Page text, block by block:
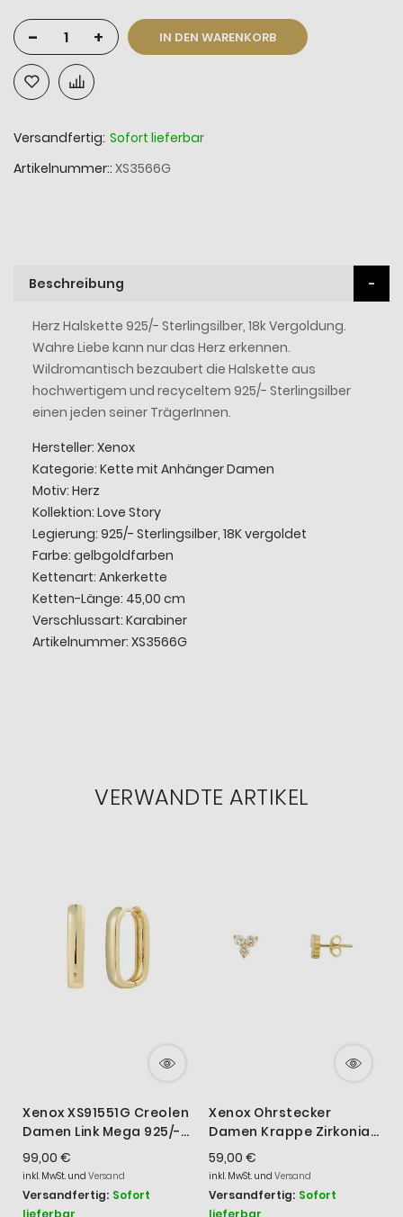
- + IN DEN WARENKORB
Versandfertig: Sofort lieferbar
Artikelnummer: XS3566G
Beschreibung
Herz Halskette 925/- Sterlingsilber, 18k Vergoldung.
Wahre Liebe kann nur das Herz erkennen.
Wildromantisch bezaubert die Halskette aus
hochwertigem und recyceltem 925/- Sterlingsilber
einen jeden seiner TrägerInnen.
Hersteller: Xenox
Kategorie: Kette mit Anhänger Damen
Motiv: Herz
Kollektion: Love Story
Legierung: 925/- Sterlingsilber, 18K vergoldet
Farbe: gelbgoldfarben
Kettenart: Ankerkette
Ketten-Länge: 45,00 cm
Verschlussart: Karabiner
Artikelnummer: XS3566G
VERWANDTE ARTIKEL
Xenox XS91551G Creolen
Damen Link Mega 925/-
Silber Vergoldet 20 mm
99,00 €
inkl. MwSt. und Versand
Versandfertig: Sofort
lieferbar
Xenox Ohrstecker
Damen Krappe Zirkonia
925 Silber Vergoldet
XS7345G
59,00 €
inkl. MwSt. und Versand
Versandfertig: Sofort
lieferbar